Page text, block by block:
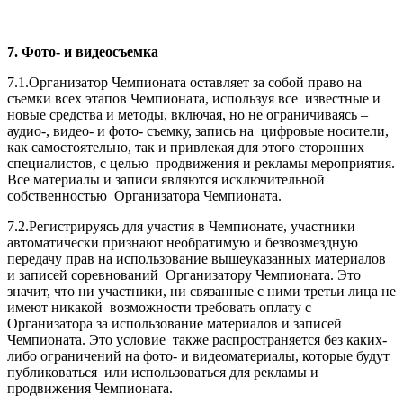
7. Фото- и видеосъемка
7.1.Организатор Чемпионата оставляет за собой право на
съемки всех этапов Чемпионата, используя все известные и
новые средства и методы, включая, но не ограничиваясь –
аудио-, видео- и фото- съемку, запись на цифровые носители,
как самостоятельно, так и привлекая для этого сторонних
специалистов, с целью продвижения и рекламы мероприятия.
Все материалы и записи являются исключительной
собственностью Организатора Чемпионата.
7.2.Регистрируясь для участия в Чемпионате, участники
автоматически признают необратимую и безвозмездную
передачу прав на использование вышеуказанных материалов
и записей соревнований Организатору Чемпионата. Это
значит, что ни участники, ни связанные с ними третьи лица не
имеют никакой возможности требовать оплату с
Организатора за использование материалов и записей
Чемпионата. Это условие также распространяется без каких-
либо ограничений на фото- и видеоматериалы, которые будут
публиковаться или использоваться для рекламы и
продвижения Чемпионата.